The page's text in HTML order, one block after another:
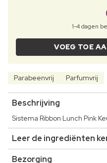
1-4 dagen
VOEG TOE
Parabeenvrij Parfumvrij
Beschrijving
Sistema Ribbon Lunch Pink
Leer de ingrediënten
Bezorging